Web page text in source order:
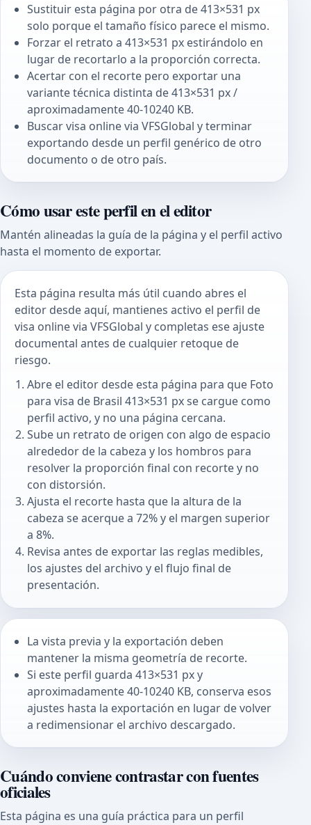
Sustituir esta página por otra de 413×531 px
solo porque el tamaño físico parece el mismo.
Forzar el retrato a 413×531 px estirándolo en
lugar de recortarlo a la proporción correcta.
Acertar con el recorte pero exportar una
variante técnica distinta de 413×531 px /
aproximadamente 40-10240 KB.
Buscar visa online via VFSGlobal y terminar
exportando desde un perfil genérico de otro
documento o de otro país.
Cómo usar este perfil en el editor
Mantén alineadas la guía de la página y el perfil activo
hasta el momento de exportar.
Esta página resulta más útil cuando abres el
editor desde aquí, mantienes activo el perfil de
visa online via VFSGlobal y completas ese ajuste
documental antes de cualquier retoque de
riesgo.
Abre el editor desde esta página para que Foto
para visa de Brasil 413×531 px se cargue como
perfil activo, y no una página cercana.
Sube un retrato de origen con algo de espacio
alrededor de la cabeza y los hombros para
resolver la proporción final con recorte y no
con distorsión.
Ajusta el recorte hasta que la altura de la
cabeza se acerque a 72% y el margen superior
a 8%.
Revisa antes de exportar las reglas medibles,
los ajustes del archivo y el flujo final de
presentación.
La vista previa y la exportación deben
mantener la misma geometría de recorte.
Si este perfil guarda 413×531 px y
aproximadamente 40-10240 KB, conserva esos
ajustes hasta la exportación en lugar de volver
a redimensionar el archivo descargado.
Cuándo conviene contrastar con fuentes
oficiales
Esta página es una guía práctica para un perfil